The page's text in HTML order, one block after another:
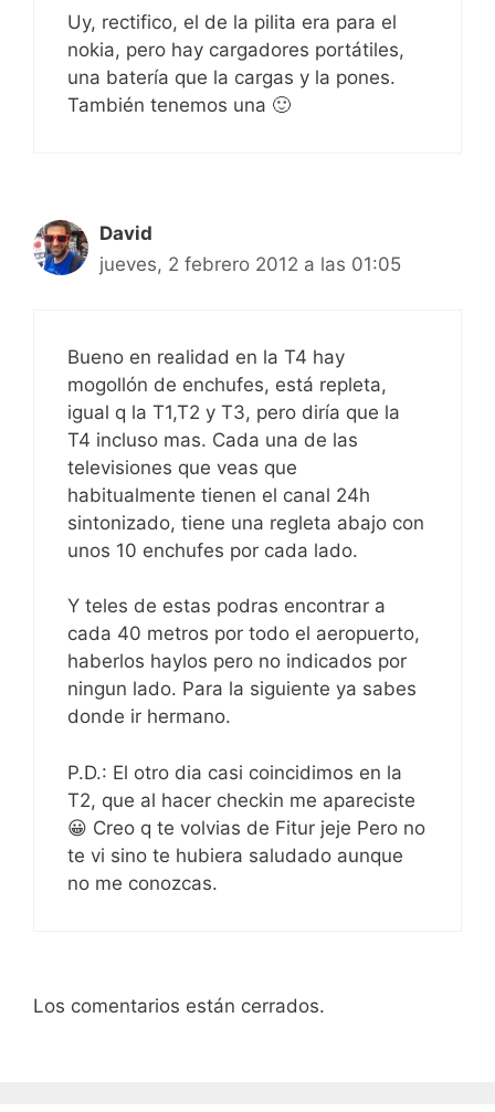
Uy, rectifico, el de la pilita era para el
nokia, pero hay cargadores portátiles,
una batería que la cargas y la pones.
También tenemos una 🙂
David
jueves, 2 febrero 2012 a las 01:05
Bueno en realidad en la T4 hay
mogollón de enchufes, está repleta,
igual q la T1,T2 y T3, pero diría que la
T4 incluso mas. Cada una de las
televisiones que veas que
habitualmente tienen el canal 24h
sintonizado, tiene una regleta abajo con
unos 10 enchufes por cada lado.
Y teles de estas podras encontrar a
cada 40 metros por todo el aeropuerto,
haberlos haylos pero no indicados por
ningun lado. Para la siguiente ya sabes
donde ir hermano.
P.D.: El otro dia casi coincidimos en la
T2, que al hacer checkin me apareciste
😀 Creo q te volvias de Fitur jeje Pero no
te vi sino te hubiera saludado aunque
no me conozcas.
Los comentarios están cerrados.